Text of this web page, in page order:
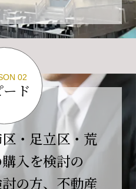
何卒よろしくお願い
す。
り、誠にありがとう
年2月1日をもちまし
ができました。
02
ド
・足立区・荒
入を検討の
の方、不動産